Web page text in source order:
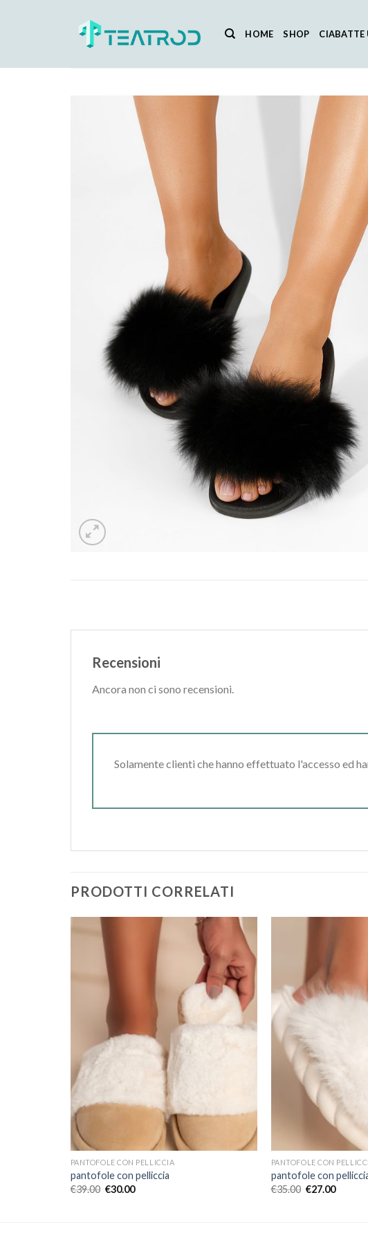
HOME SHOP CIABATTE
Recensioni
Ancora non ci sono recensioni.
Solamente clienti che hanno effettuato l'accesso ed
PRODOTTI CORRELATI
PANTOFOLE CON PELLICCIA
pantofole con pelliccia
€39.00 €30.00
PANTOFOLE CON
pantofole con
€35.00 €27.00